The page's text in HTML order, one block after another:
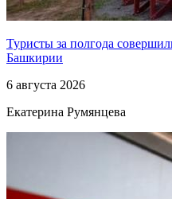
Туристы за полгода
Башкирии
6 августа 2026
Екатерина Румянцева